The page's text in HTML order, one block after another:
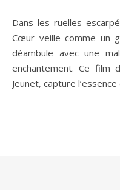
Dans les ruelles escarpées de Montmartre, où le Sacré-
Cœur veille comme un
déambule avec une
enchantement. Ce film
Jeunet, capture